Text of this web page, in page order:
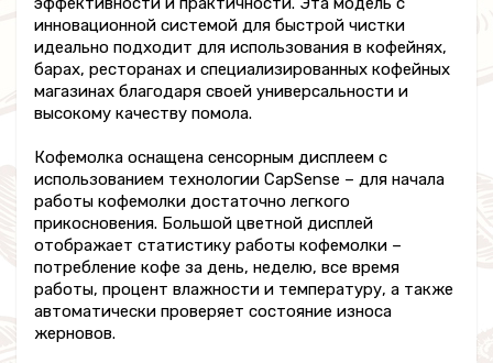
инновационной системой для быстрой чистки
идеально подходит для использования в кофейнях,
барах, ресторанах и специализированных кофейных
магазинах благодаря своей универсальности и
высокому качеству помола.
Кофемолка оснащена сенсорным дисплеем с
использованием технологии CapSense – для начала
работы кофемолки достаточно легкого
прикосновения. Большой цветной дисплей
отображает статистику работы кофемолки –
потребление кофе за день, неделю, все время
работы, процент влажности и температуру, а также
автоматически проверяет состояние износа
жерновов.